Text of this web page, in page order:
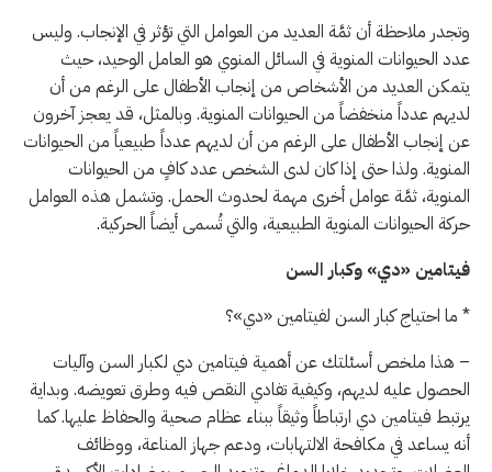
وتجدر ملاحظة أن ثمَّة العديد من العوامل التي تؤثر في الإنجاب. وليس
عدد الحيوانات المنوية في السائل المنوي هو العامل الوحيد، حيث
يتمكن العديد من الأشخاص من إنجاب الأطفال على الرغم من أن
لديهم عدداً منخفضاً من الحيوانات المنوية. وبالمثل، قد يعجز آخرون
عن إنجاب الأطفال على الرغم من أن لديهم عدداً طبيعياً من الحيوانات
المنوية. ولذا حتى إذا كان لدى الشخص عدد كافٍ من الحيوانات
المنوية، ثمَّة عوامل أخرى مهمة لحدوث الحمل. وتشمل هذه العوامل
حركة الحيوانات المنوية الطبيعية، والتي تُسمى أيضاً الحركية.
فيتامين «دي» وكبار السن
* ما احتياج كبار السن لفيتامين «دي»؟
– هذا ملخص أسئلتك عن أهمية فيتامين دي لكبار السن وآليات
الحصول عليه لديهم، وكيفية تفادي النقص فيه وطرق تعويضه. وبداية
يرتبط فيتامين دي ارتباطاً وثيقاً ببناء عظام صحية والحفاظ عليها. كما
أنه يساعد في مكافحة الالتهابات، ودعم جهاز المناعة، ووظائف